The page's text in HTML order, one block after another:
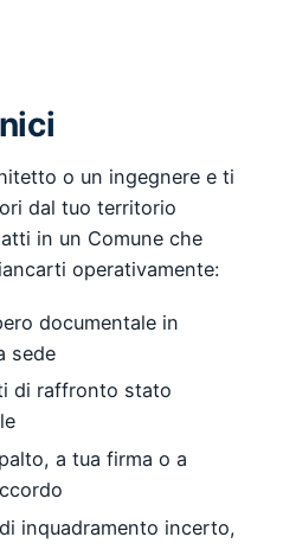
o un ingegnere e ti
dal tuo territorio
in un Comune che
operativamente:
documentale in
sede
di raffronto stato
a tua firma o a
inquadramento incerto,